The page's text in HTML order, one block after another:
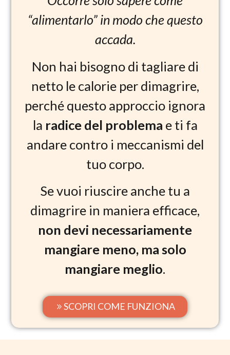
“alimentarlo” in modo che questo
accada.
Non hai bisogno di tagliare di
netto le calorie per dimagrire,
perché questo approccio ignora
la radice del problema e ti fa
andare contro i meccanismi del
tuo corpo.
Se vuoi riuscire anche tu a
dimagrire in maniera efficace,
non devi necessariamente
mangiare meno, ma solo
mangiare meglio.
SCOPRI COME FUNZIONA